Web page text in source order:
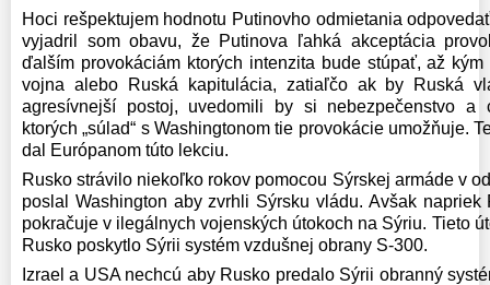
Hoci rešpektujem hodnotu Putinovho odmietania
vyjadril som obavu, že Putinova ľahká akceptácia
ďalším provokáciám ktorých intenzita bude stúpať, až
vojna alebo Ruská kapitulácia, zatiaľčo ak by Ruská
agresívnejší postoj, uvedomili by si nebezpečenstvo a
ktorých „súlad“ s Washingtonom tie provokácie umožňuje.
dal Európanom túto lekciu.
Rusko strávilo niekoľko rokov pomocou Sýrskej armáde v
poslal Washington aby zvrhli Sýrsku vládu. Avšak
pokračuje v ilegálnych vojenských útokoch na Sýriu. Tieto
Rusko poskytlo Sýrii systém vzdušnej obrany S-300.
Izrael a USA nechcú aby Rusko predalo Sýrii obranný